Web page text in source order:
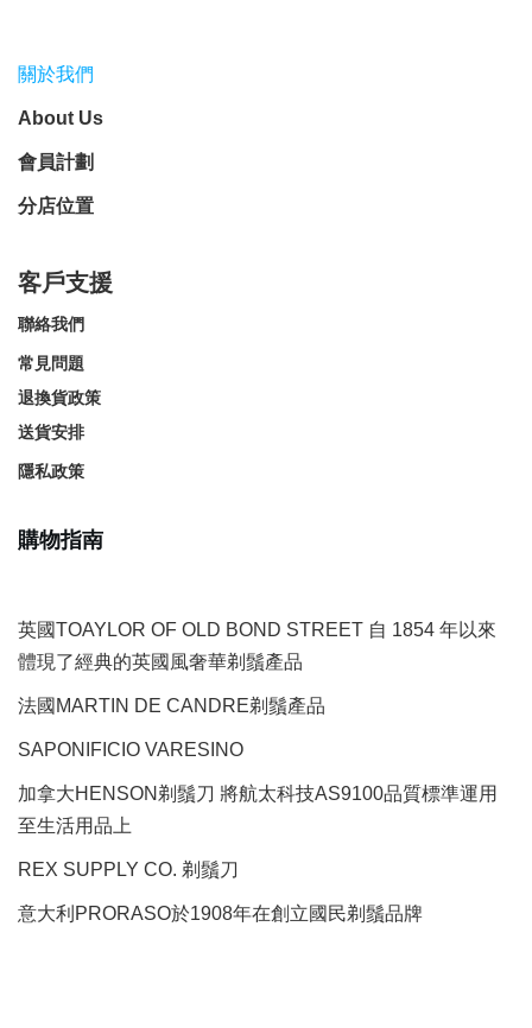
關於我們
About Us
會員計劃
分店位置
客戶支援
聯絡我們
常見問題
退換貨政策
送貨安排
隱私政策
購物指南
英國TOAYLOR OF OLD BOND STREET 自 1854 年以來
體現了經典的英國風奢華剃鬚產品
法國MARTIN DE CANDRE剃鬚產品
SAPONIFICIO VARESINO
加拿大HENSON剃鬚刀 將航太科技AS9100品質標準運用
至生活用品上
REX SUPPLY CO. 剃鬚刀
意大利PRORASO於1908年在創立國民剃鬚品牌